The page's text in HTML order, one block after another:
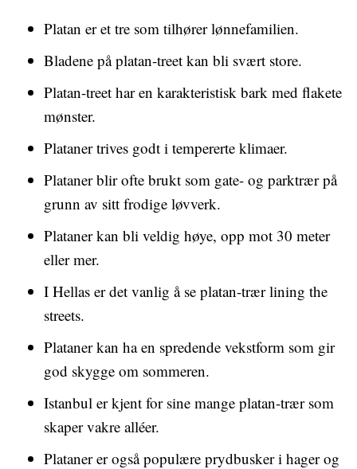
Platan er et tre som tilhører lønnefamilien.
Bladene på platan-treet kan bli svært store.
Platan-treet har en karakteristisk bark med flakete
mønster.
Plataner trives godt i tempererte klimaer.
Plataner blir ofte brukt som gate- og parktrær på
grunn av sitt frodige løvverk.
Plataner kan bli veldig høye, opp mot 30 meter
eller mer.
I Hellas er det vanlig å se platan-trær lining the
streets.
Plataner kan ha en spredende vekstform som gir
god skygge om sommeren.
Istanbul er kjent for sine mange platan-trær som
skaper vakre alléer.
Plataner er også populære prydbusker i hager og